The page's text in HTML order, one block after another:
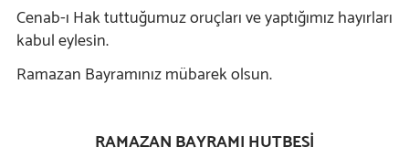
Cenab-ı Hak tuttuğumuz oruçları ve yaptığımız hayırları
kabul eylesin.
Ramazan Bayramınız mübarek olsun.
RAMAZAN BAYRAMI HUTBESİ